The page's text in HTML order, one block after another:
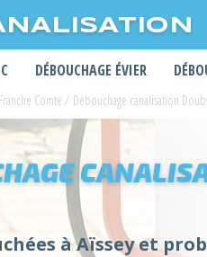
DÉBOUCHAGE ÉVIER
Comte / Débouchage canalisation
à Aïssey et